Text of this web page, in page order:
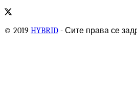
© 2019 HYBRID - Сите права се